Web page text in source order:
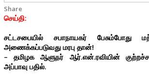
Share
செய்தி:
சட்டசபையில் சபாநாயகர் பேசும்போது
அணைக்கப்படுவது மரபு தான்!
– தமிழக ஆளுநர் ஆர்.என்.ரவியின்
அப்பாவு பதில்.